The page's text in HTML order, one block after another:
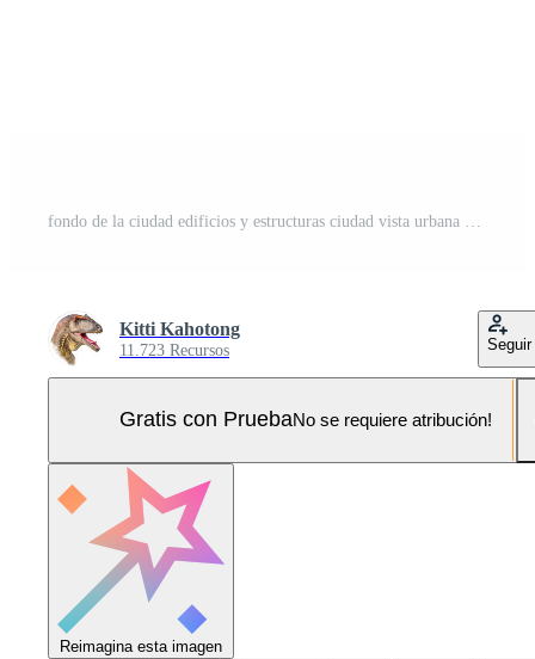
Kitti Kahotong
11.723 Recursos Seguir
Gratis con PruebaNo se requiere atribución!
Reimagina esta imagen